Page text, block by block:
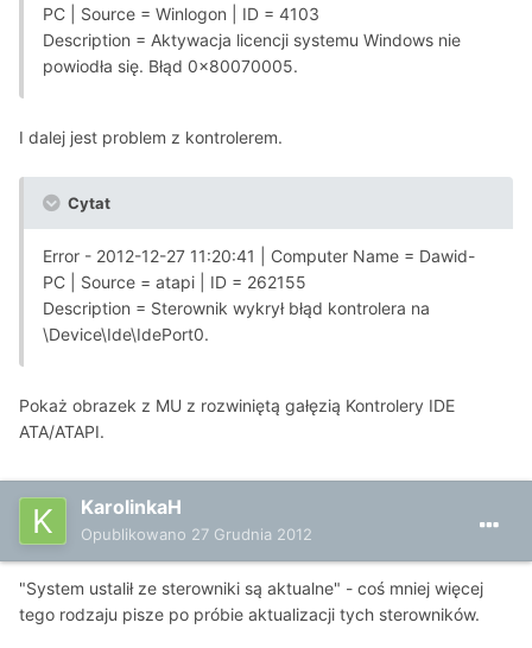
PC | Source = Winlogon | ID = 4103
Description = Aktywacja licencji systemu Windows nie
powiodła się. Błąd 0x80070005.
I dalej jest problem z kontrolerem.
Cytat
Error - 2012-12-27 11:20:41 | Computer Name = Dawid-
PC | Source = atapi | ID = 262155
Description = Sterownik wykrył błąd kontrolera na
\Device\Ide\IdePort0.
Pokaż obrazek z MU z rozwiniętą gałęzią Kontrolery IDE
ATA/ATAPI.
KarolinkaH
Opublikowano 27 Grudnia 2012
"System ustalił ze sterowniki są aktualne" - coś mniej więcej
tego rodzaju pisze po próbie aktualizacji tych sterowników.